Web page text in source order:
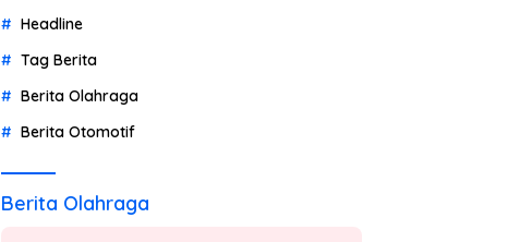
Headline
Tag Berita
Berita Olahraga
Berita Otomotif
Berita Olahraga